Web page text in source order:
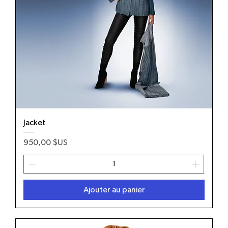
Jacket
Prix
950,00 $US
Ajouter au panier